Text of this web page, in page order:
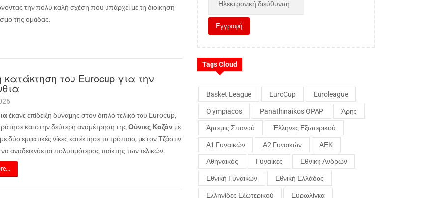
την πολύ καλή σχέση που υπάρχει με τη διοίκηση
της ομάδας.
κατάκτηση του Eurocup για την
έκανε επίδειξη δύναμης στον διπλό τελικό του Eurocup,
και στην δεύτερη αναμέτρηση της Ούνικς Καζάν με
δύο εμφατικές νίκες κατέκτησε το τρόπαιο, με τον Τζάστιν
αναδεικνύεται πολυτιμότερος παίκτης των τελικών.
Tags Cloud
Basket League EuroCup Euroleague
Olympiacos Panathinaikos OPAP Άρης
Άρτεμις Σπανού Έλληνες Εξωτερικού
Α1 Γυναικών Α2 Γυναικών ΑΕΚ
Αθηναικός Γυναίκες Εθνική Ανδρών
Εθνική Γυναικών Εθνική Ελλάδος
Ελληνίδες Εξωτερικού Ευρωλίγκα